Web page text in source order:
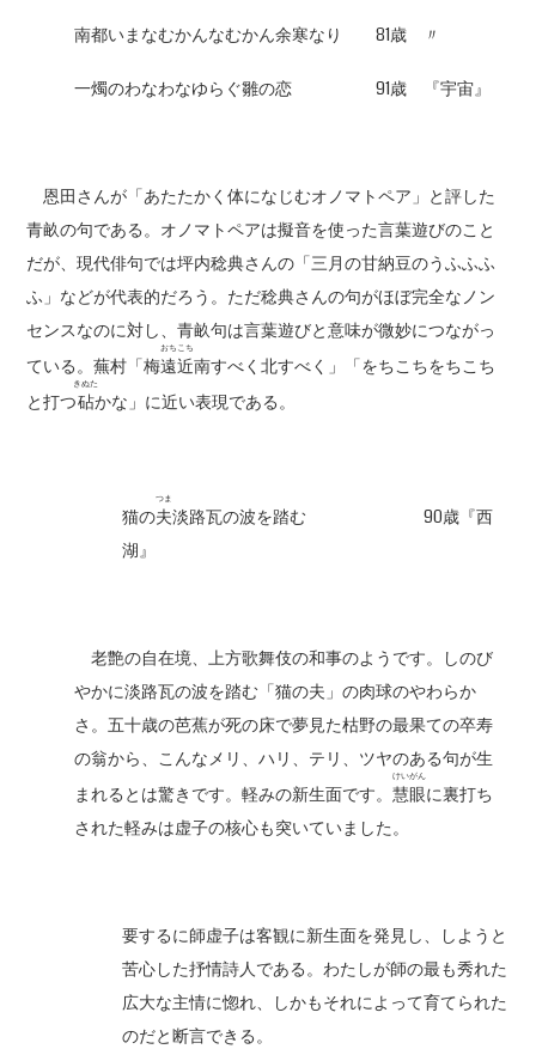
南都いまなむかんなむかん余寒なり 81歳 〃
一燭のわなわなゆらぐ雛の恋 91歳 『宇宙』
恩田さんが「あたたかく体になじむオノマトペア」と評した
青畝の句である。オノマトペアは擬音を使った言葉遊びのこと
だが、現代俳句では坪内稔典さんの「三月の甘納豆のうふふふ
ふ」などが代表的だろう。ただ稔典さんの句がほぼ完全なノン
センスなのに対し、青畝句は言葉遊びと意味が微妙につながっ
ている。蕪村「梅遠近
おちこち
南すべく北すべく」「をちこちをちこち
と打つ砧
きぬた
かな」に近い表現である。
猫の夫
つま
淡路瓦の波を踏む 90歳『西
湖』
老艶の自在境、上方歌舞伎の和事のようです。しのび
やかに淡路瓦の波を踏む「猫の夫」の肉球のやわらか
さ。五十歳の芭蕉が死の床で夢見た枯野の最果ての卒寿
の翁から、こんなメリ、ハリ、テリ、ツヤのある句が生
まれるとは驚きです。軽みの新生面です。慧眼
けいがん
に裏打ち
された軽みは虚子の核心も突いていました。
要するに師虚子は客観に新生面を発見し、しようと
苦心した抒情詩人である。わたしが師の最も秀れた
広大な主情に惚れ、しかもそれによって育てられた
のだと断言できる。